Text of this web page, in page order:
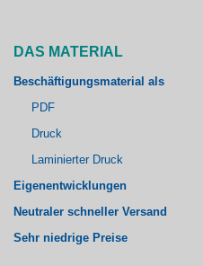
DAS MATERIAL
Beschäftigungsmaterial als
PDF
Druck
Laminierter Druck
Eigenentwicklungen
Neutraler schneller Versand
Sehr niedrige Preise